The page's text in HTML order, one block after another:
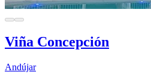
Viña Concepción
Andújar